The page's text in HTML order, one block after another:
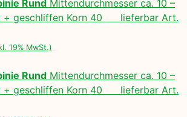
Rund Mittendurchmesser ca. 10 –
+ geschliffen Korn 40 lieferbar Art.
19% MwSt.)
Rund Mittendurchmesser ca. 10 –
+ geschliffen Korn 40 lieferbar Art.